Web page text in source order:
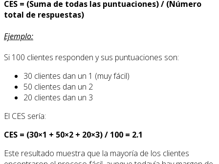
CES = (Suma de todas las puntuaciones) / (Número
total de respuestas)
Ejemplo:
Si 100 clientes responden y sus puntuaciones son:
30 clientes dan un 1 (muy fácil)
50 clientes dan un 2
20 clientes dan un 3
El CES sería:
CES = (30×1 + 50×2 + 20×3) / 100 = 2.1
Este resultado muestra que la mayoría de los clientes